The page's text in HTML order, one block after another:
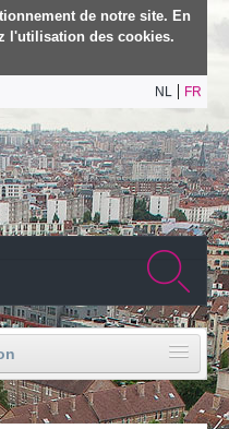
de notre site. En
l'utilisation des cookies.
NL FR